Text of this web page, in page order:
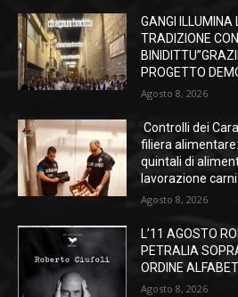
GANGI ILLUMINA
TRADIZIONE
PROGETTO
Agosto 8, 2026
Controlli dei
filiera
quintali di
lavorazione carni
Agosto 8, 2026
L’11 AGOSTO
PETRALIA
ORDINE
Agosto 8, 2026